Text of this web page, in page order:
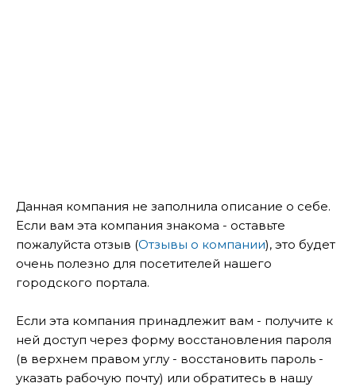
Данная компания не заполнила описание о себе.
Если вам эта компания знакома - оставьте
пожалуйста отзыв (Отзывы о компании), это будет
очень полезно для посетителей нашего
городского портала.
Если эта компания принадлежит вам - получите к
ней доступ через форму восстановления пароля
(в верхнем правом углу - восстановить пароль -
указать рабочую почту) или обратитесь в нашу